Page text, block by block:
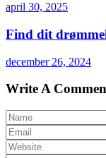
april 30, 2025
Find dit
december 26, 2024
Write A